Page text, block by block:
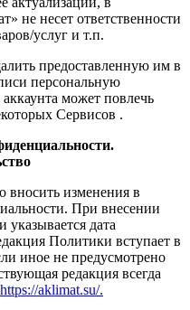
не несет ответственности
услуг и т.п.
предоставленную им в
персональную
может повлечь
Сервисов .
изменения в
При внесении
дата
Политики вступает в
иное не предусмотрено
редакция всегда
https://aklimat.su/.